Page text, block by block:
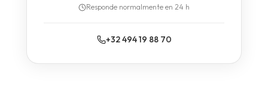
Responde normalmente en 24 h
+32 494 19 88 70